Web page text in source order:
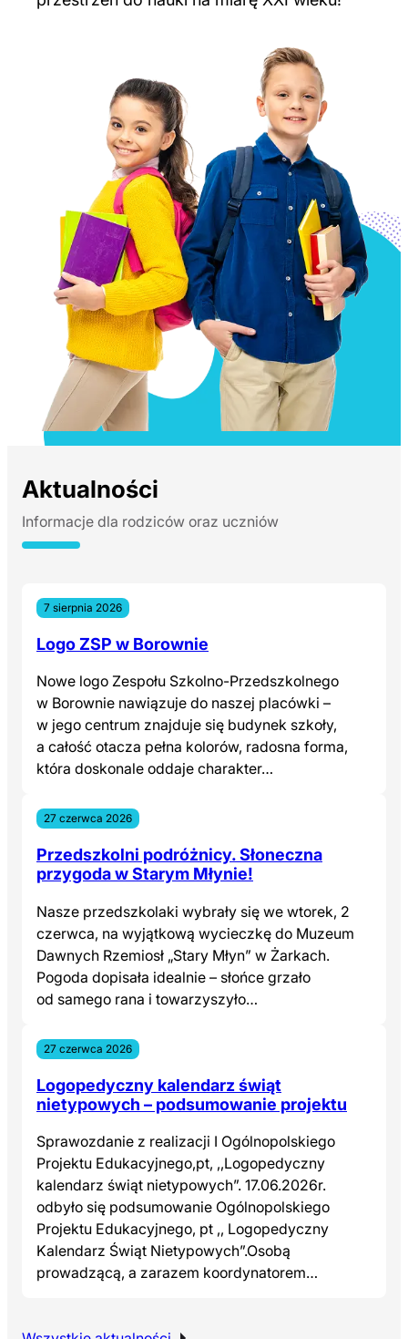
Aktualności
Informacje dla rodziców oraz uczniów
7 sierpnia 2026
Logo ZSP w Borownie
Nowe logo Zespołu Szkolno-Przedszkolnego
w Borownie nawiązuje do naszej placówki –
w jego centrum znajduje się budynek szkoły,
a całość otacza pełna kolorów, radosna forma,
która doskonale oddaje charakter…
27 czerwca 2026
Przedszkolni podróżnicy. Słoneczna
przygoda w Starym Młynie!
Nasze przedszkolaki wybrały się we wtorek, 2
czerwca, na wyjątkową wycieczkę do Muzeum
Dawnych Rzemiosł „Stary Młyn” w Żarkach.
Pogoda dopisała idealnie – słońce grzało
od samego rana i towarzyszyło…
27 czerwca 2026
Logopedyczny kalendarz świąt
nietypowych – podsumowanie projektu
Sprawozdanie z realizacji I Ogólnopolskiego
Projektu Edukacyjnego,pt, ,,Logopedyczny
kalendarz świąt nietypowych”. 17.06.2026r.
odbyło się podsumowanie Ogólnopolskiego
Projektu Edukacyjnego, pt ,, Logopedyczny
Kalendarz Świąt Nietypowych”.Osobą
prowadzącą, a zarazem koordynatorem…